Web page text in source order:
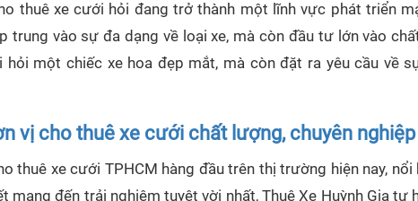
thuê xe cưới hỏi đang trở thành một lĩnh vực phát triển
trung vào sự đa dạng về loại xe, mà còn đầu tư lớn vào
hỏi một chiếc xe hoa đẹp mắt, mà còn đặt ra yêu cầu về
vị cho thuê xe cưới chất lượng, chuyên nghiệp
thuê xe cưới TPHCM hàng đầu trên thị trường hiện nay, nổi
mang đến trải nghiệm tuyệt vời nhất, Thuê Xe Huỳnh Gia tự